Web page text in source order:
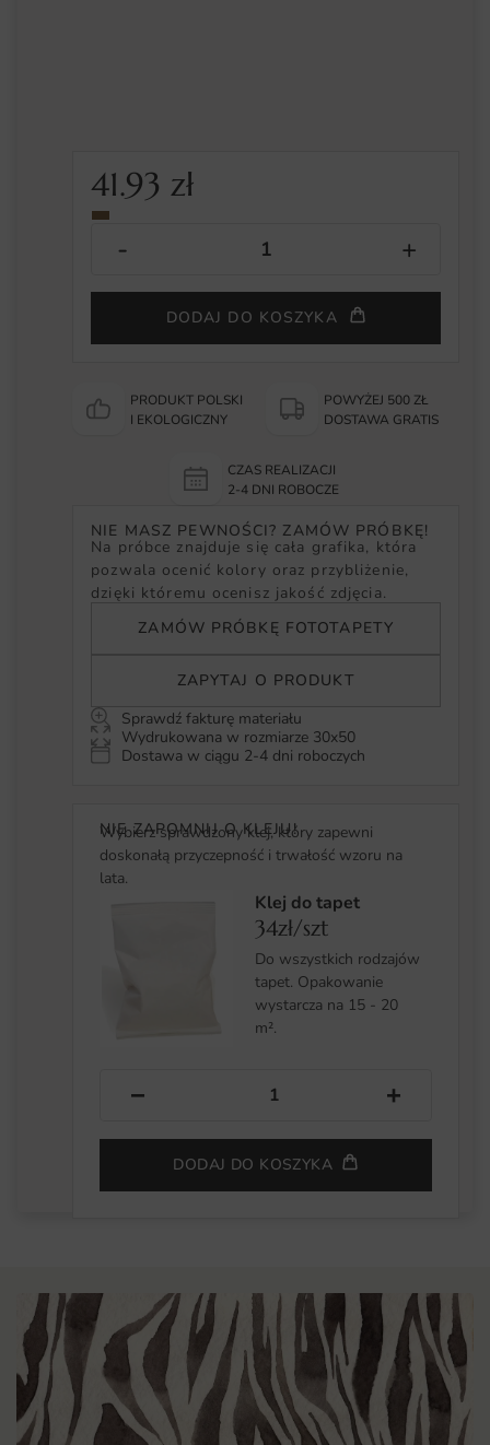
41.93zł
DODAJ DO KOSZYKA
PRODUKT POLSKI
I EKOLOGICZNY
POWYŻEJ 500 ZŁ
DOSTAWA GRATIS
CZAS REALIZACJI
2-4 DNI ROBOCZE
NIE MASZ PEWNOŚCI? ZAMÓW PRÓBKĘ!
Na próbce znajduje się cała grafika, która
pozwala ocenić kolory oraz przybliżenie,
dzięki któremu ocenisz jakość zdjęcia.
ZAMÓW PRÓBKĘ FOTOTAPETY
ZAPYTAJ O PRODUKT
Sprawdź fakturę materiału
Wydrukowana w rozmiarze 30x50
Dostawa w ciągu 2-4 dni roboczych
NIE ZAPOMNIJ O KLEJU!
Wybierz sprawdzony klej, który zapewni
doskonałą przyczepność i trwałość wzoru na
lata.
Klej do tapet
34zł/szt
Do wszystkich rodzajów
tapet. Opakowanie
wystarcza na 15 - 20
m².
− +
DODAJ DO KOSZYKA